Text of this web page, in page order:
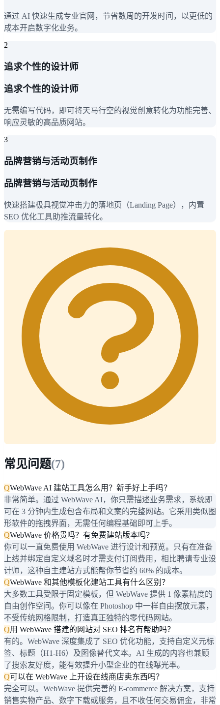
通过 AI 快速生成专业官网，节省数周的开发时间，以更低的
成本开启数字化业务。
2
追求个性的设计师
追求个性的设计师
无需编写代码，即可将天马行空的视觉创意转化为功能完善、
响应灵敏的高品质网站。
3
品牌营销与活动页制作
品牌营销与活动页制作
快速搭建极具视觉冲击力的落地页（Landing Page），内置
SEO 优化工具助推流量转化。
常见问题(7)
QWebWave AI 建站工具怎么用？新手好上手吗？
非常简单。通过 WebWave AI，你只需描述业务需求，系统即
可在 3 分钟内生成包含布局和文案的完整网站。它采用类似图
形软件的拖拽界面，无需任何编程基础即可上手。
QWebWave 价格贵吗？有免费建站版本吗？
你可以一直免费使用 WebWave 进行设计和预览。只有在准备
上线并绑定自定义域名时才需支付订阅费用，相比聘请专业设
计师，这种自主建站方式能帮你节省约 60% 的成本。
QWebWave 和其他模板化建站工具有什么区别？
大多数工具受限于固定模板，但 WebWave 提供 1 像素精度的
自由创作空间。你可以像在 Photoshop 中一样自由摆放元素，
不受传统网格限制，打造真正独特的零代码网站。
Q用 WebWave 搭建的网站对 SEO 排名有帮助吗？
有的。WebWave 深度集成了 SEO 优化功能，支持自定义元标
签、标题（H1-H6）及图像替代文本。AI 生成的内容也兼顾
了搜索友好度，能有效提升小型企业的在线曝光率。
Q可以在 WebWave 上开设在线商店卖东西吗？
完全可以。WebWave 提供完善的 E-commerce 解决方案，支持
销售实物产品、数字下载或服务，且不收任何交易佣金，非常